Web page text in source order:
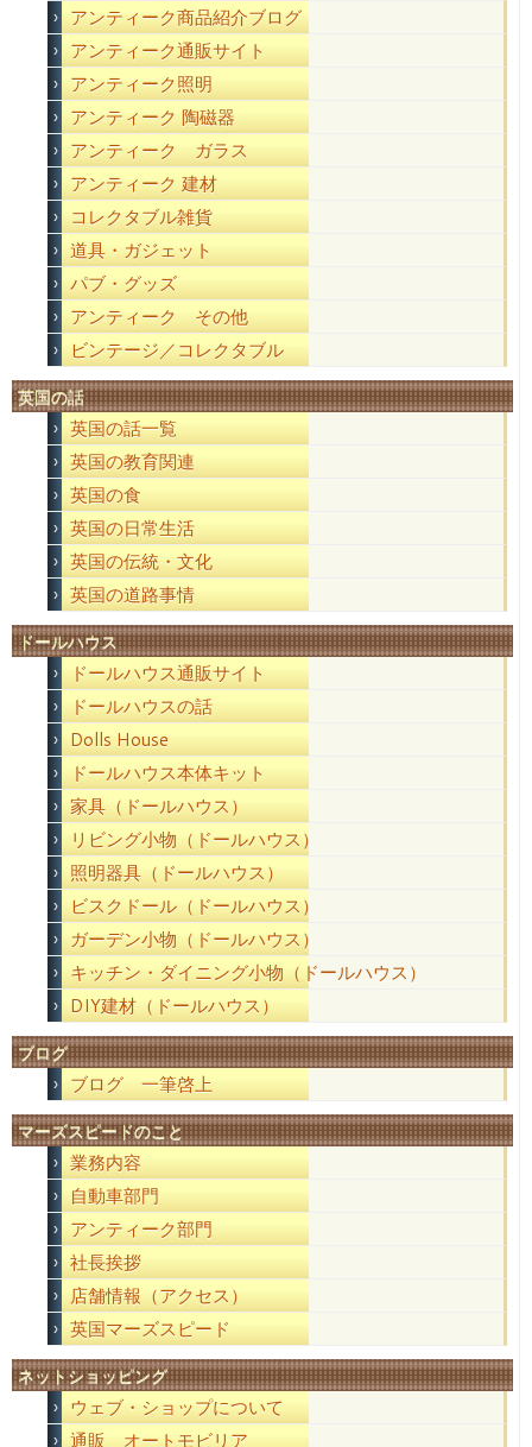
アンティーク商品紹介ブログ
アンティーク通販サイト
アンティーク照明
アンティーク 陶磁器
アンティーク ガラス
アンティーク 建材
コレクタブル雑貨
道具・ガジェット
パブ・グッズ
アンティーク その他
ビンテージ／コレクタブル
英国の話
英国の話一覧
英国の教育関連
英国の食
英国の日常生活
英国の伝統・文化
英国の道路事情
ドールハウス
ドールハウス通販サイト
ドールハウスの話
Dolls House
ドールハウス本体キット
家具（ドールハウス）
リビング小物（ドールハウス）
照明器具（ドールハウス）
ビスクドール（ドールハウス）
ガーデン小物（ドールハウス）
キッチン・ダイニング小物（ドールハウス）
DIY建材（ドールハウス）
ブログ
ブログ 一筆啓上
マーズスピードのこと
業務内容
自動車部門
アンティーク部門
社長挨拶
店舗情報（アクセス）
英国マーズスピード
ネットショッピング
ウェブ・ショップについて
通販 オートモビリア